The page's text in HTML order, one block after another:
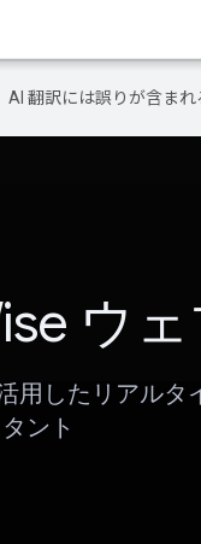
翻訳には誤りが含まれ
ウ
用したリアルタ
ント